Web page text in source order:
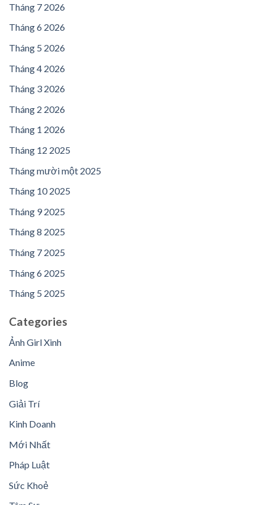
Tháng 7 2026
Tháng 6 2026
Tháng 5 2026
Tháng 4 2026
Tháng 3 2026
Tháng 2 2026
Tháng 1 2026
Tháng 12 2025
Tháng mười một 2025
Tháng 10 2025
Tháng 9 2025
Tháng 8 2025
Tháng 7 2025
Tháng 6 2025
Tháng 5 2025
Categories
Ảnh Girl Xinh
Anime
Blog
Giải Trí
Kinh Doanh
Mới Nhất
Pháp Luật
Sức Khoẻ